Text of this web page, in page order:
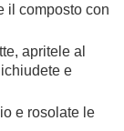
il composto con
apritele al
e
e rosolate le